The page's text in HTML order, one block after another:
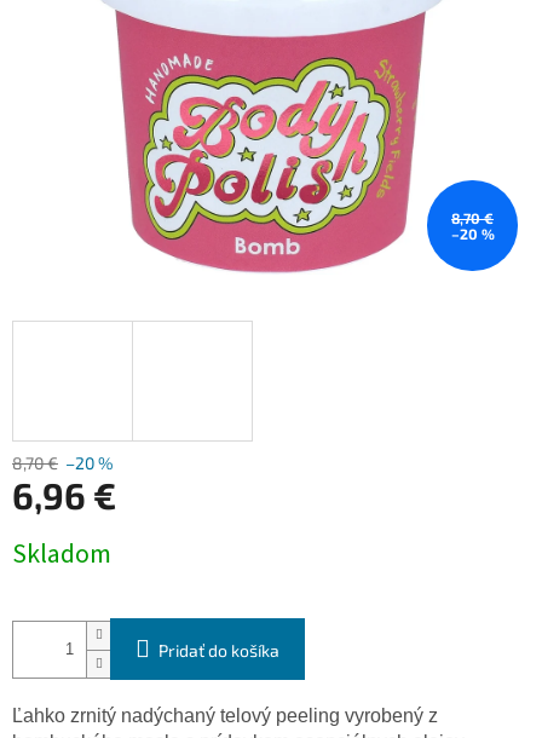
8,70 €
–20 %
8,70 € –20 %
6,96 €
cena:
Skladom
Pridať do košíka
Ľahko zrnitý nadýchaný telový peeling vyrobený z